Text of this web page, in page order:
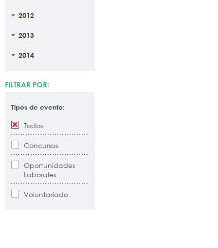
2012
2013
2014
FILTRAR POR:
Tipos de evento:
Todos
Concursos
Oportunidades
Laborales
Voluntariado